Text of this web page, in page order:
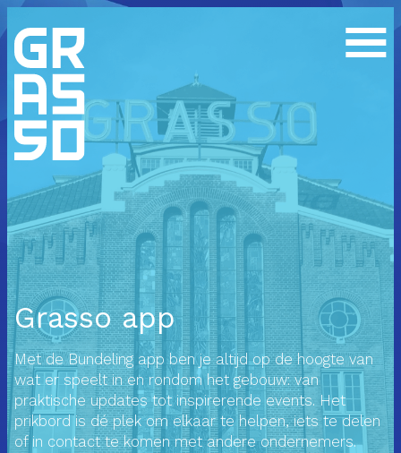
Grasso app
Met de Bundeling app ben je altijd op de hoogte van
wat er speelt in en rondom het gebouw: van
praktische updates tot inspirerende events. Het
prikbord is dé plek om elkaar te helpen, iets te delen
of in contact te komen met andere ondernemers.